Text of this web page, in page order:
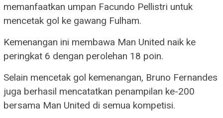
memanfaatkan umpan Facundo Pellistri untuk
mencetak gol ke gawang Fulham.
Kemenangan ini membawa Man United naik ke
peringkat 6 dengan perolehan 18 poin.
Selain mencetak gol kemenangan, Bruno Fernandes
juga berhasil mencatatkan penampilan ke-200
bersama Man United di semua kompetisi.